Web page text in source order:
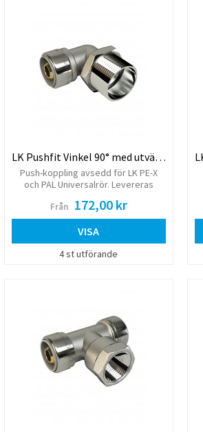
LK Pushfit Vinkel 90° med utvändig gänga
Push-koppling avsedd för LK PE-X
och PAL Universalrör. Levereras
Från 172,00 kr
VISA
4 st utförande